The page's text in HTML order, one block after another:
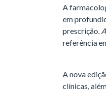
A
em
prescrição.
referência
A nova
clínicas,